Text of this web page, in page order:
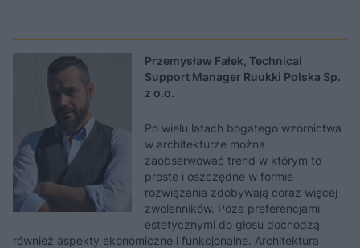
Przemysław Fałek, Technical
Support Manager Ruukki Polska Sp.
z o.o.
Po wielu latach bogatego wzornictwa
w architekturze można
zaobserwować trend w którym to
proste i oszczędne w formie
rozwiązania zdobywają coraz więcej
zwolenników. Poza preferencjami
estetycznymi do głosu dochodzą
również aspekty ekonomiczne i funkcjonalne. Architektura